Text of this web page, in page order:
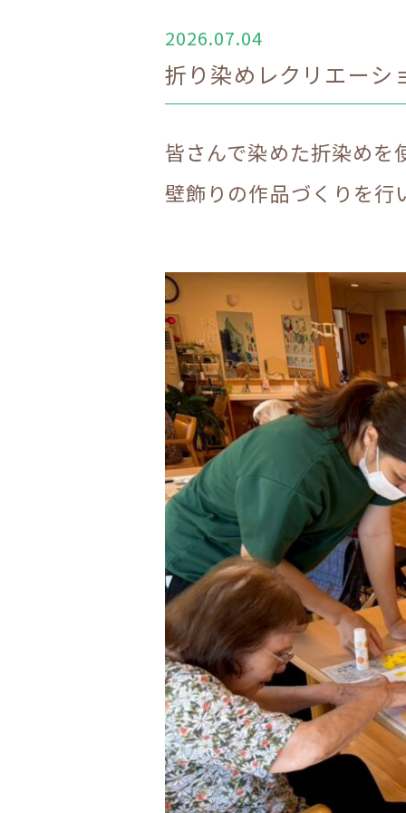
2026.07.04
折り染めレクリエー
皆さんで染めた折染めを
壁飾りの作品づくりを行